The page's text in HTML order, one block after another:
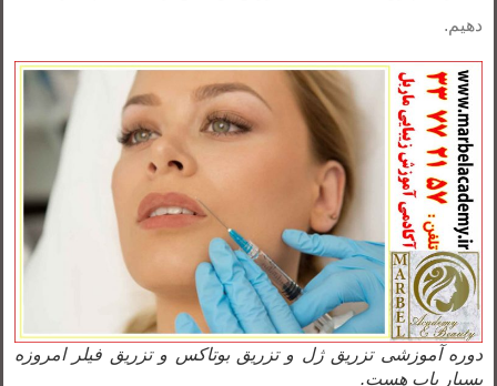
دهیم.
دوره آموزشی تزریق ژل و تزریق بوتاکس و تزریق فیلر امروزه
بسیار باب هست.